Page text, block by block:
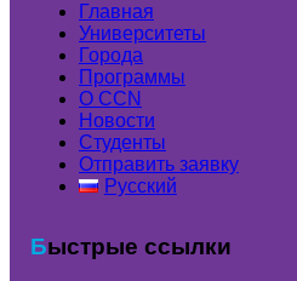
Главная
Университеты
Города
Программы
О CCN
Новости
Студенты
Отправить заявку
Русский
Быстрые ссылки